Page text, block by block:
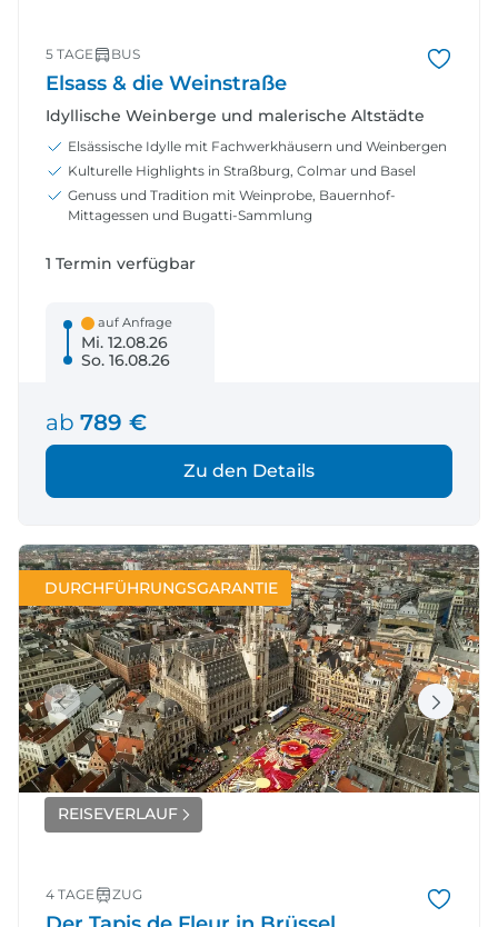
5 TAGE BUS
Elsass & die Weinstraße
Idyllische Weinberge und malerische Altstädte
Elsässische Idylle mit Fachwerkhäusern und Weinbergen
Kulturelle Highlights in Straßburg, Colmar und Basel
Genuss und Tradition mit Weinprobe, Bauernhof-
Mittagessen und Bugatti-Sammlung
auf Anfrage
Mi. 12.08.26
So. 16.08.26
1 Termin verfügbar
ab 789 €
Zu den Details
DURCHFÜHRUNGSGARANTIE
REISEVERLAUF
4 TAGE ZUG